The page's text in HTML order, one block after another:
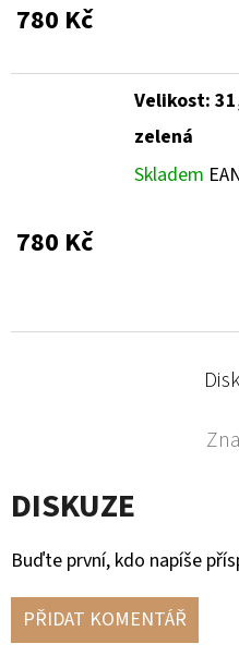
780 Kč
Velikost:
zelená
Skladem
780 Kč
DISKUZE
Buďte první, kdo napíše
PŘIDAT KOMENTÁŘ